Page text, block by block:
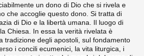
un dono di Dio che si rivela e
che accoglie questo dono. Si tratta di
di Dio e la libertà umana. Il luogo di
Chiesa. In essa la verità rivelata è
tradizione degli apostoli, sul fondamento
i concili ecumenici, la vita liturgica, i